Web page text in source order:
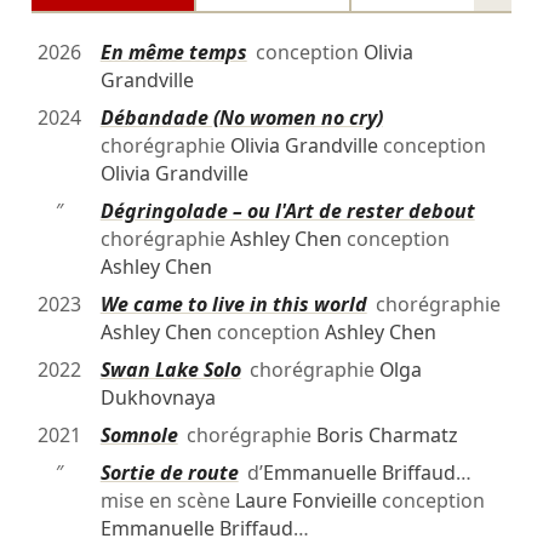
2026 En même temps conception Olivia
Grandville
2024
Débandade (No women no cry)
chorégraphie Olivia Grandvilleconception
Olivia Grandville
″
Dégringolade – ou l'Art de rester debout
chorégraphieAshley Chen conception
Ashley Chen
2023
We came to live in this worldchorégraphie
Ashley Chen conception Ashley Chen
2022
Swan Lake Solochorégraphie Olga
Dukhovnaya
2021
Somnolechorégraphie Boris Charmatz
″
Sortie de routed’Emmanuelle Briffaud…
mise en scène Laure Fonvieilleconception
Emmanuelle Briffaud…